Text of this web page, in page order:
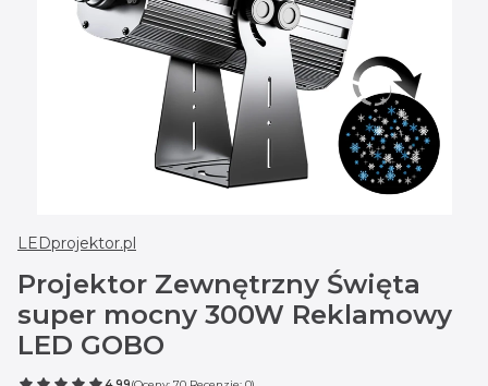
LEDprojektor.pl
Projektor Zewnętrzny Święta
super mocny 300W Reklamowy
LED GOBO